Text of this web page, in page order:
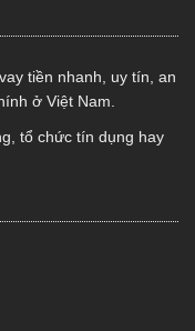
tiền nhanh, uy tín, an
ở Việt Nam.
tổ chức tín dụng hay